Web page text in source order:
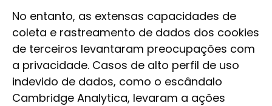
No entanto, as extensas capacidades de
coleta e rastreamento de dados dos cookies
de terceiros levantaram preocupações com
a privacidade. Casos de alto perfil de uso
indevido de dados, como o escândalo
Cambridge Analytica, levaram a ações